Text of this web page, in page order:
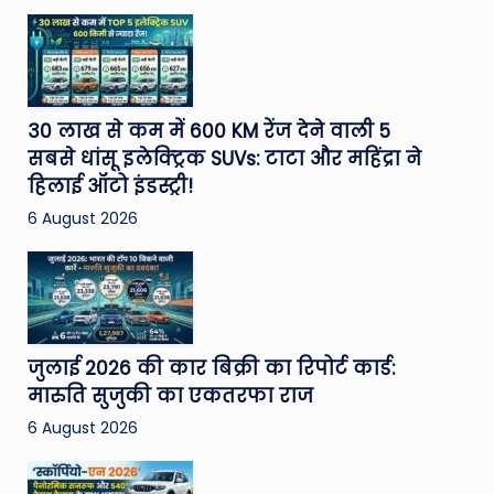
30 लाख से कम में 600 KM रेंज देने वाली 5
सबसे धांसू इलेक्ट्रिक SUVs: टाटा और महिंद्रा ने
हिलाई ऑटो इंडस्ट्री!
6 August 2026
जुलाई 2026 की कार बिक्री का रिपोर्ट कार्ड:
मारुति सुजुकी का एकतरफा राज
6 August 2026